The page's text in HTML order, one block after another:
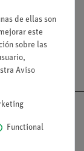
€.
de ellas son
este
sobre las
Aviso
Functional